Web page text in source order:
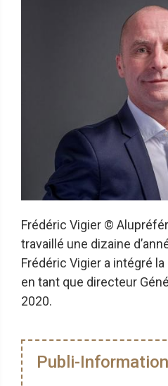
Frédéric Vigier ©
travaillé une dizaine
Frédéric Vigier a intégré
en tant que directeur
2020.
Publi-Information